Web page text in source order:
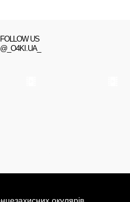
FOLLOW US
@_O4KI.UA_